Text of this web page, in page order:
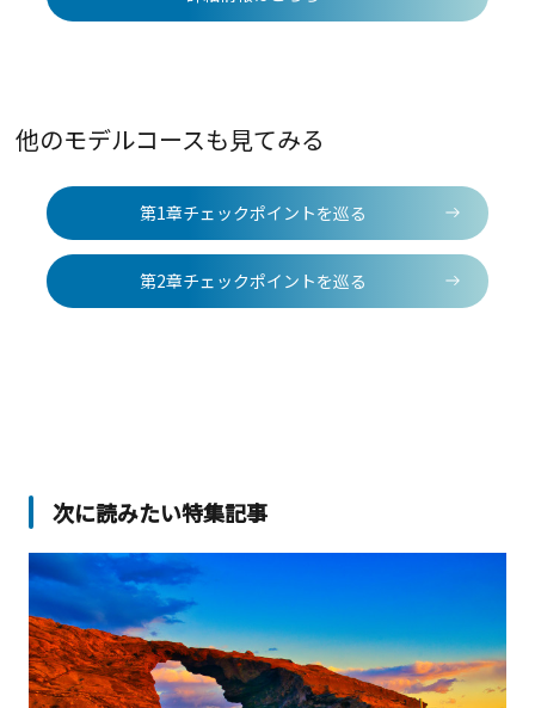
他のモデルコースも見てみる
第1章チェックポイントを巡る
第2章チェックポイントを巡る
次に読みたい特集記事